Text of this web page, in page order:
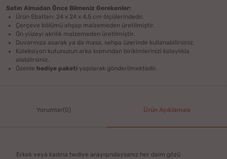
Satın Almadan Önce Bilmeniz Gerekenler:
Ürün Ebatları: 24 x 24 x 4,5 cm ölçülerindedir.
Çerçeve bölümü ahşap malzemeden üretilmiştir.
Ön yüzeyi akrilik malzemeden üretilmiştir.
Duvarınıza asarak ya da masa, sehpa üzerinde kullanabilirsiniz.
Koleksiyon kutunuzun arka kısmından birikimlerinizi kolaylıkla
alabilirsiniz.
Özenle hediye paketi yapılarak gönderilmektedir.
Yorumlar(0) Ürün Açıklaması
Erkek veya kadına hediye arayışındaysanız her daim gözü